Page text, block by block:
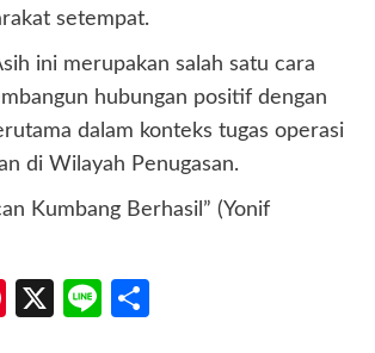
setempat.
ini merupakan salah satu cara
hubungan positif dengan
dalam konteks tugas operasi
di Wilayah Penugasan.
Kumbang Berhasil” (Yonif
Pinterest
X Line